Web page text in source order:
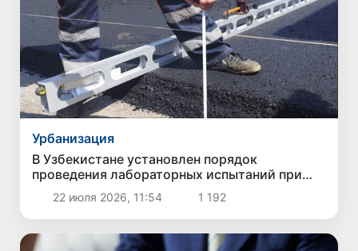
Урбанизация
В Узбекистане установлен порядок
проведения лабораторных испытаний при
строительстве и ремонте автомобильных
дорог22 июля 2026, 11:54 1 192